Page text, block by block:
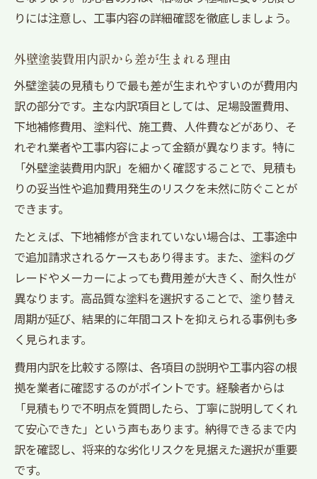
りには注意し、工事内容の詳細確認を徹底しましょう。
外壁塗装費用内訳から差が生まれる理由
外壁塗装の見積もりで最も差が生まれやすいのが費用内
訳の部分です。主な内訳項目としては、足場設置費用、
下地補修費用、塗料代、施工費、人件費などがあり、そ
れぞれ業者や工事内容によって金額が異なります。特に
「外壁塗装費用内訳」を細かく確認することで、見積も
りの妥当性や追加費用発生のリスクを未然に防ぐことが
できます。
たとえば、下地補修が含まれていない場合は、工事途中
で追加請求されるケースもあり得ます。また、塗料のグ
レードやメーカーによっても費用差が大きく、耐久性が
異なります。高品質な塗料を選択することで、塗り替え
周期が延び、結果的に年間コストを抑えられる事例も多
く見られます。
費用内訳を比較する際は、各項目の説明や工事内容の根
拠を業者に確認するのがポイントです。経験者からは
「見積もりで不明点を質問したら、丁寧に説明してくれ
て安心できた」という声もあります。納得できるまで内
訳を確認し、将来的な劣化リスクを見据えた選択が重要
です。